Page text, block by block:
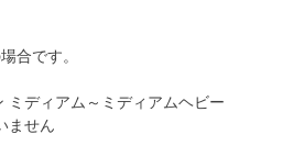
合です。
ミディアム～ミディアムヘビー
ません